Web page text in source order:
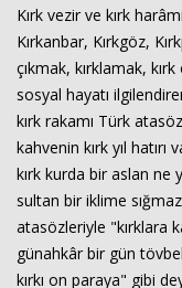
Kırk vezir ve kırk
Kırkanbar, Kırkgöz,
çıkmak, kırklamak,
sosyal hayatı
kırk rakamı Türk
kahvenin kırk yıl hatırı
kırk kurda bir aslan ne
sultan bir iklime
atasözleriyle "kırklara
günahkâr bir gün
kırkı on paraya" gibi